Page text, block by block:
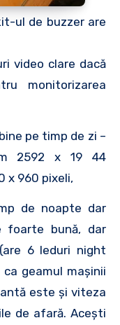
ul de buzzer are
monitorizarea
pe timp de zi –
2592 x 19 44
x 960 pixeli,
de noapte dar
foarte bună, dar
6 leduri night
geamul maşinii
este şi viteza
de afară. Aceşti